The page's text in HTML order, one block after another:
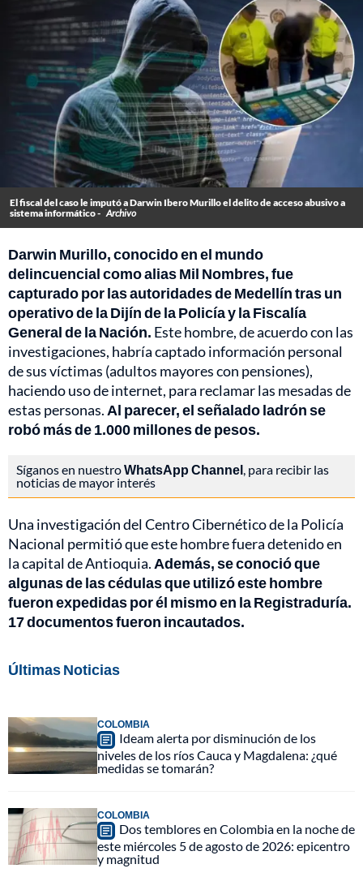
El fiscal del caso le imputó a Darwin Ibero Murillo el delito de acceso abusivo a
sistema informático - Archivo
Darwin Murillo, conocido en el mundo
delincuencial como alias Mil Nombres, fue
capturado por las autoridades de Medellín tras un
operativo de la Dijín de la Policía y la Fiscalía
General de la Nación. Este hombre, de acuerdo con las
investigaciones, habría captado información personal
de sus víctimas (adultos mayores con pensiones),
haciendo uso de internet, para reclamar las mesadas de
estas personas. Al parecer, el señalado ladrón se
robó más de 1.000 millones de pesos.
Síganos en nuestroWhatsApp Channel, para recibir las
noticias de mayor interés
Una investigación del Centro Cibernético de la Policía
Nacional permitió que este hombre fuera detenido en
la capital de Antioquia. Además, se conoció que
algunas de las cédulas que utilizó este hombre
fueron expedidas por él mismo en la Registraduría.
17 documentos fueron incautados.
Últimas Noticias
COLOMBIA
Ideam alerta por disminución de los
niveles de los ríos Cauca y Magdalena: ¿qué
medidas se tomarán?
COLOMBIA
Dos temblores en Colombia en la noche de
este miércoles 5 de agosto de 2026: epicentro
y magnitud